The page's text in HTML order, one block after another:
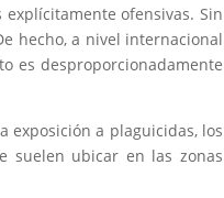
ofensivas. Sin
hecho, a nivel internacional
es desproporcionadamente
exposición a plaguicidas, los
suelen ubicar en las zonas